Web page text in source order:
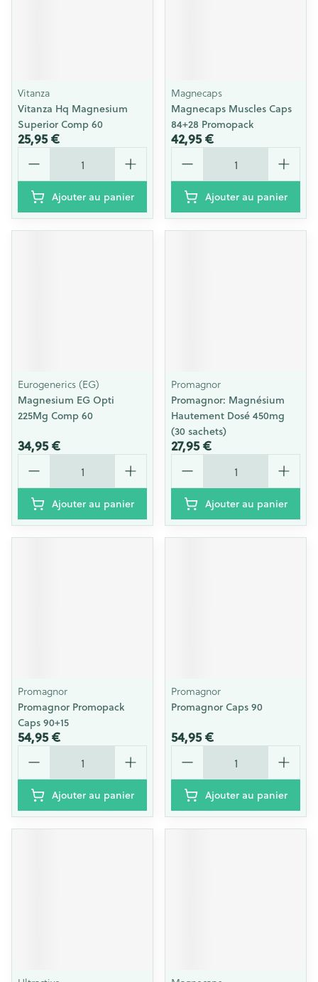
Vitanza
Vitanza Hq Magnesium
Superior Comp 60
25,95 €
Quantité
Ajouter au panier
Magnecaps
Magnecaps Muscles Caps
84+28 Promopack
42,95 €
Quantité
Ajouter au panier
Eurogenerics (EG)
Magnesium EG Opti
225Mg Comp 60
34,95 €
Quantité
Ajouter au panier
Promagnor
Promagnor: Magnésium
Hautement Dosé 450mg
(30 sachets)
27,95 €
Quantité
Ajouter au panier
Promagnor
Promagnor Promopack
Caps 90+15
54,95 €
Quantité
Ajouter au panier
Promagnor
Promagnor Caps 90
54,95 €
Quantité
Ajouter au panier